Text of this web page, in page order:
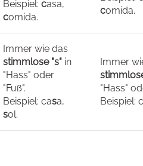
Beispiel: casa,
comida.
comida.
Immer wie das
stimmlose "s" in
"Hass" oder
"Fuß".
Beispiel: casa,
sol.
Immer
"Hass"
Beispiel: